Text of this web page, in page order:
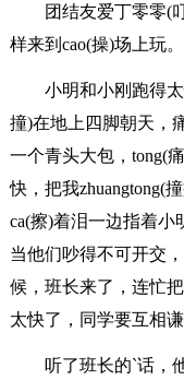
团结友爱丁零零(
样来到cao(操)场上玩
小明和小刚跑得
撞)在地上四脚朝天，
一个青头大包，tong(
快，把我zhuangtong(
ca(擦)着泪一边指着小
当他们吵得不可开交
候，班长来了，连忙
太快了，同学要互相
听了班长的`话，